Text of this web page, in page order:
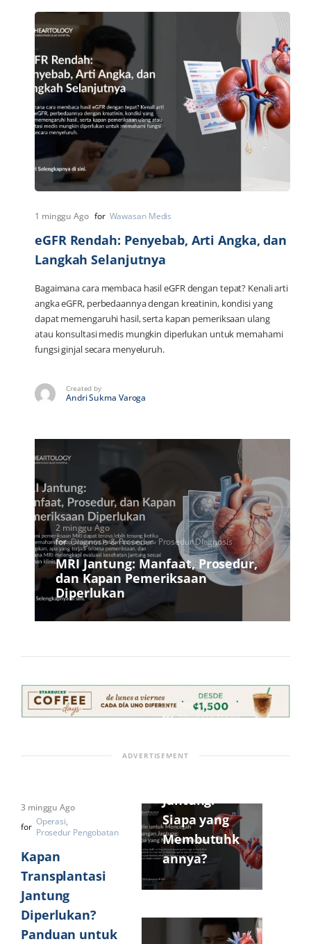
1 minggu Ago for Wawasan Medis
eGFR Rendah: Penyebab, Arti Angka, dan
Langkah Selanjutnya
Bagaimana cara membaca hasil eGFR dengan tepat? Kenali arti
angka eGFR, perbedaannya dengan kreatinin, kondisi yang
dapat memengaruhi hasil, serta kapan pemeriksaan ulang
atau konsultasi medis mungkin diperlukan untuk memahami
fungsi ginjal secara menyeluruh.
Created by
Andri Sukma Varoga
2 minggu Ago
for Diagnosis & Prosedur Prosedur Diagnosis
MRI Jantung: Manfaat, Prosedur,
dan Kapan Pemeriksaan
Diperlukan
ADVERTISEMENT
3 minggu Ago
for Operasi
Prosedur Pengobatan
Kapan
Transplantasi
Jantung
Diperlukan?
Panduan untuk
3 minggu Ago
for Wawasan Medis
Mencegah
Jantung:
Siapa yang
Membutuhk
annya?